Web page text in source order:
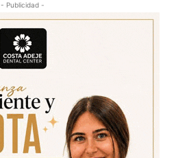
- Publicidad -